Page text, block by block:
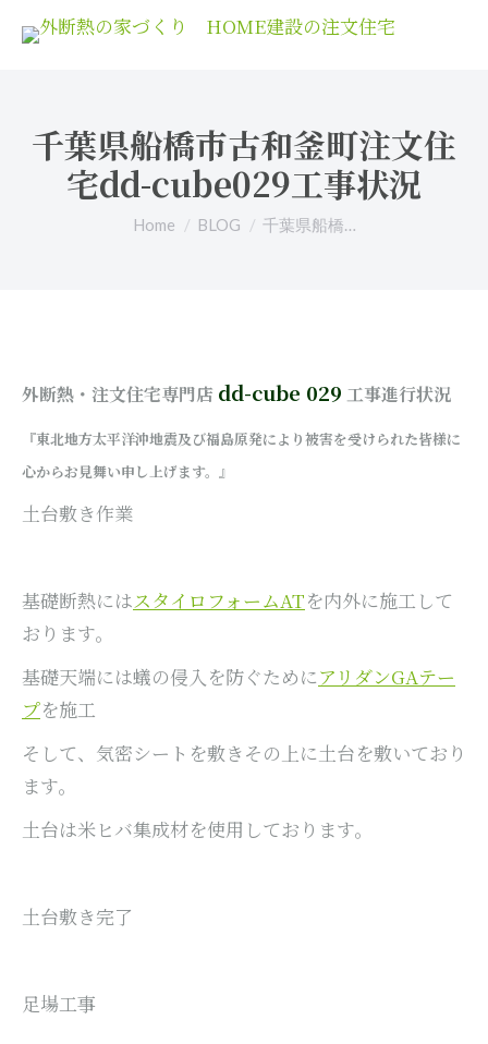
千葉県船橋市古和釜町注文住
宅dd-cube029工事状況
You are here:
Home BLOG 千葉県船橋…
外断熱・注文住宅専門店 dd-cube 029 工事進行状況
『東北地方太平洋沖地震及び福島原発により被害を受けられた皆様に
心からお見舞い申し上げます。』
土台敷き作業
基礎断熱にはスタイロフォームATを内外に施工して
おります。
基礎天端には蟻の侵入を防ぐためにアリダンGAテー
プを施工
そして、気密シートを敷きその上に土台を敷いており
ます。
土台は米ヒバ集成材を使用しております。
土台敷き完了
足場工事